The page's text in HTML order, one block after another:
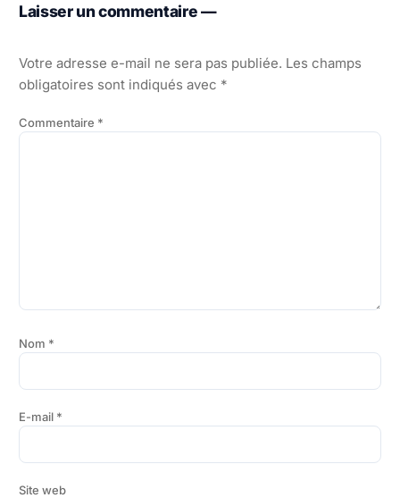
Laisser un commentaire —
Votre adresse e-mail ne sera pas publiée. Les champs
obligatoires sont indiqués avec *
Commentaire *
Nom *
E-mail *
Site web